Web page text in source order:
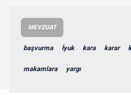
MEVZUAT
başvurma İyuk kara karar
makamlara yargı